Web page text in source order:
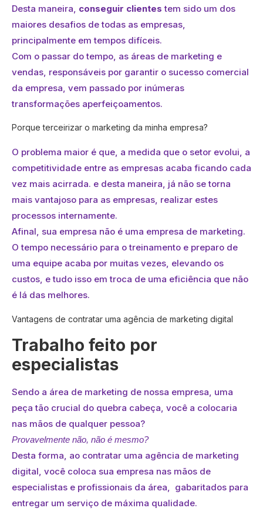
Desta maneira, conseguir clientestem sido um dos
maiores desafios de todas as empresas,
principalmente em tempos difíceis.
Com o passar do tempo, as áreas de marketing e
vendas, responsáveis por garantir o sucesso comercial
da empresa, vem passado por inúmeras
transformações aperfeiçoamentos.
Porque terceirizar o marketing da minha empresa?
O problema maior é que, a medida que o setor evolui, a
competitividade entre as empresas acaba ficando cada
vez mais acirrada. e desta maneira, já não se torna
mais vantajoso para as empresas, realizar estes
processos internamente.
Afinal, sua empresa não é uma empresa de marketing.
O tempo necessário para o treinamento e preparo de
uma equipe acaba por muitas vezes, elevando os
custos, e tudo isso em troca de uma eficiência que não
é lá das melhores.
Vantagens de contratar uma agência de marketing digital
Trabalho feito por
especialistas
Sendo a área de marketing de nossa empresa, uma
peça tão crucial do quebra cabeça, você a colocaria
nas mãos de qualquer pessoa?
Provavelmente não, não é mesmo?
Desta forma, ao contratar uma agência de marketing
digital, você coloca sua empresa nas mãos de
especialistas e profissionais da área, gabaritados para
entregar um serviço de máxima qualidade.